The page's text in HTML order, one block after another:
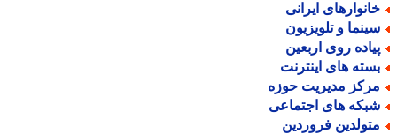
ایرانی
و تلویزیون
روی اربعین
های اینترنت
مدیریت حوزه
های اجتماعی
فروردین